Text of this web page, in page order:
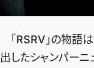
売れ筋ランキング
エクラ掲載品
エクラ限定アイテム
「RSRV」の物語
出したシャンパーニ